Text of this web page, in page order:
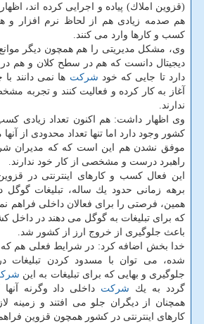
(قزوین املاك) پیاده و اجرایی كرده اند،
هم صدمه زیادی هم از لحاظ نرم افزار و
كسب و كارها وارد می كنند.
وی، مشكل مدیریتی را هم همچون دیگر
دیجیتال دانست كه هم در سطح كلان و هم
دارد تا جایی كه خود شركت ها نمی دانند
آغاز به كار كرده و فعالیت كنند و تجربه
ندارند.
وی اظهار داشت: هم اكنون تعداد زیادی كسب
كشور وجود دارد اما تنها تعداد محدودی از
موفق نشدن هم این است كه كه مدیران
راهبرد درست و مشخصی از كار خود ندارند.
این فعال كسب و كارهای اینترنتی در
برهه زمانی حدود یك ساله، تبلیغات
همین، فرصتی را برای فعالان داخلی فراهم
كه برای تبلیغات به گوگل می دهند در داخل
باعث جلوگیری از خروج ارز از كشور شد.
خدا بخش اضافه كرد: در شرایط فعلی هم كه
شده، می توان با مسدود كردن تبلیغات
جلوگیری و بهایی كه برای تبلیغات به این
گردد به یك شركت داخلی داد وگرنه
همچنان از دیگران جلو می افتند و
كارهای اینترنتی در كشور همچون قزوین